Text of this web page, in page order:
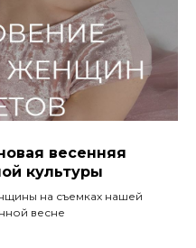
весенняя
культуры
на съемках нашей
весне